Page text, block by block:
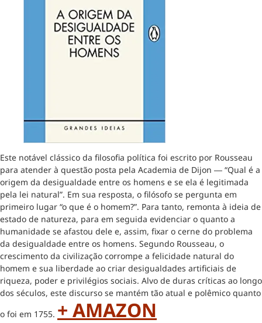
Este notável clássico da filosofia política foi escrito por Rousseau
para atender à questão posta pela Academia de Dijon ― “Qual é a
origem da desigualdade entre os homens e se ela é legitimada
pela lei natural”. Em sua resposta, o filósofo se pergunta em
primeiro lugar “o que é o homem?”. Para tanto, remonta à ideia de
estado de natureza, para em seguida evidenciar o quanto a
humanidade se afastou dele e, assim, fixar o cerne do problema
da desigualdade entre os homens. Segundo Rousseau, o
crescimento da civilização corrompe a felicidade natural do
homem e sua liberdade ao criar desigualdades artificiais de
riqueza, poder e privilégios sociais. Alvo de duras críticas ao longo
dos séculos, este discurso se mantém tão atual e polêmico quanto
o foi em 1755. + AMAZON